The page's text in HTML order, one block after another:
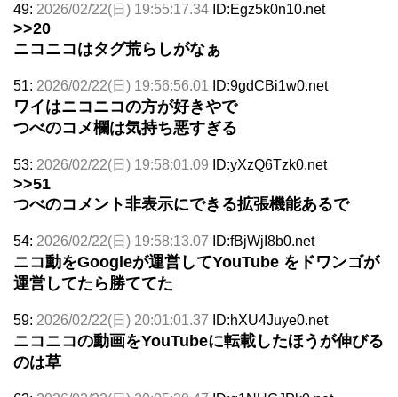
49: 2026/02/22(日) 19:55:17.34 ID:Egz5k0n10.net
>>20
ニコニコはタグ荒らしがなぁ
51: 2026/02/22(日) 19:56:56.01 ID:9gdCBi1w0.net
ワイはニコニコの方が好きやで
つべのコメ欄は気持ち悪すぎる
53: 2026/02/22(日) 19:58:01.09 ID:yXzQ6Tzk0.net
>>51
つべのコメント非表示にできる拡張機能あるで
54: 2026/02/22(日) 19:58:13.07 ID:fBjWjI8b0.net
ニコ動をGoogleが運営してYouTube をドワンゴが
運営してたら勝ててた
59: 2026/02/22(日) 20:01:01.37 ID:hXU4Juye0.net
ニコニコの動画をYouTubeに転載したほうが伸びる
のは草